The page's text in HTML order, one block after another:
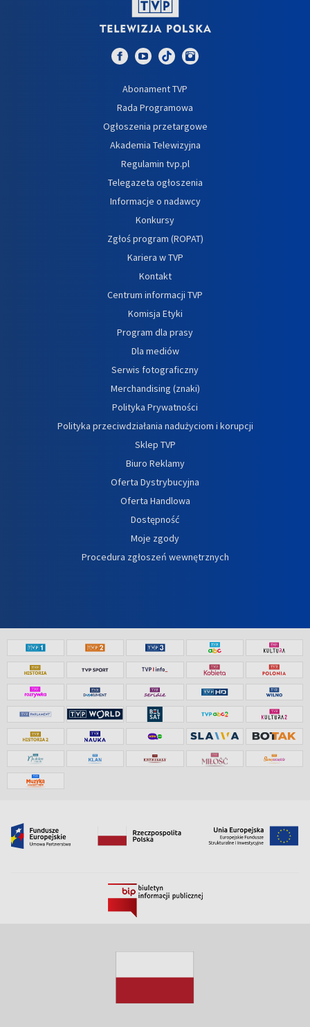
Abonament TVP
Rada Programowa
Ogłoszenia przetargowe
Akademia Telewizyjna
Regulamin tvp.pl
Telegazeta ogłoszenia
Informacje o nadawcy
Konkursy
Zgłoś program (ROPAT)
Kariera w TVP
Kontakt
Centrum informacji TVP
Komisja Etyki
Program dla prasy
Dla mediów
Serwis fotograficzny
Merchandising (znaki)
Polityka Prywatności
Polityka przeciwdziałania nadużyciom i korupcji
Sklep TVP
Biuro Reklamy
Oferta Dystrybucyjna
Oferta Handlowa
Dostępność
Moje zgody
Procedura zgłoszeń wewnętrznych